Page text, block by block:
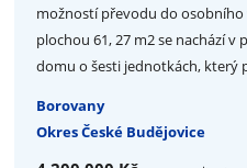
možností převodu do
plochou 61, 27 m2 se nachází
domu o šesti jednotkách, který
Borovany
Okres České Budějovice